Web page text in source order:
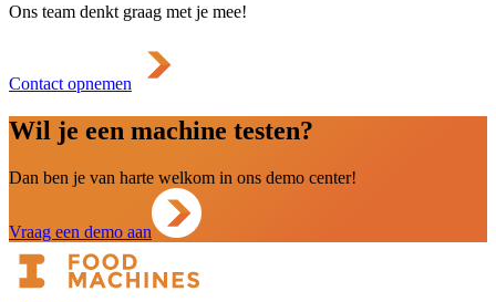
Ons team denkt graag met je mee!
Contact opnemen
Wil je een machine testen?
Dan ben je van harte welkom in ons demo center!
Vraag een demo aan